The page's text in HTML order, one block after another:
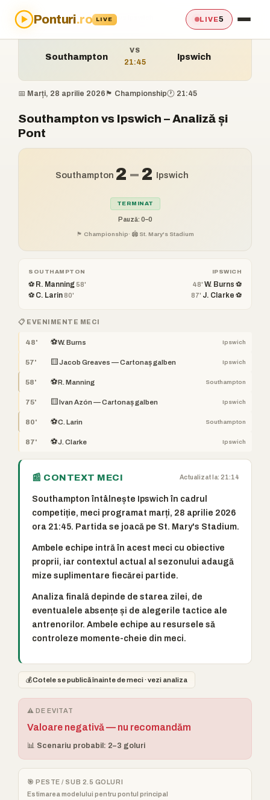
Ponturi.ro LIVE LIVE5
Acasă›Ponturi›Southampton vs Ipswich
Southampton
VS
21:45
Ipswich
📅 Marți, 28 aprilie 2026 🏴󠁧󠁢󠁥󠁮󠁧󠁿 Championship🕐 21:45
Southampton vs Ipswich – Analiză și
Pont
Southampton 2 –2 Ipswich
TERMINAT
Pauză: 0–0
🏴󠁧󠁢󠁥󠁮󠁧󠁿 Championship· 🏟️ St. Mary's Stadium
SOUTHAMPTON
⚽ R. Manning 58'
⚽ C. Larin80'
IPSWICH
48' W. Burns ⚽
87' J. Clarke ⚽
📋 EVENIMENTE MECI
48' ⚽W. Burns Ipswich
57' 🟨 Jacob Greaves — Cartonaș galben Ipswich
58' ⚽R. Manning Southampton
75' 🟨 Ivan Azón — Cartonaș galben Ipswich
80' ⚽C. Larin Southampton
87' ⚽J. Clarke Ipswich
📰 CONTEXT MECI Actualizat la: 21:14
Southampton întâlnește Ipswich în cadrul
competiție, meci programat marți, 28 aprilie 2026
ora 21:45. Partida se joacă pe St. Mary's Stadium.
Ambele echipe intră în acest meci cu obiective
proprii, iar contextul actual al sezonului adaugă
mize suplimentare fiecărei partide.
Analiza finală depinde de starea zilei, de
eventualele absențe și de alegerile tactice ale
antrenorilor. Ambele echipe au resursele să
controleze momente-cheie din meci.
💰Cotele se publică înainte de meci · vezi analiza
⚠️ DE EVITAT
Valoare negativă — nu recomandăm
📊 Scenariu probabil: 2–3 goluri
🎯 PESTE / SUB 2.5 GOLURI
Estimarea modelului pentru pontul principal